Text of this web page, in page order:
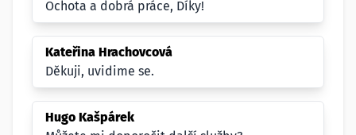
Ochota a dobrá práce, Díky!
Kateřina Hrachovcová
Děkuji, uvidime se.
Hugo Kašpárek